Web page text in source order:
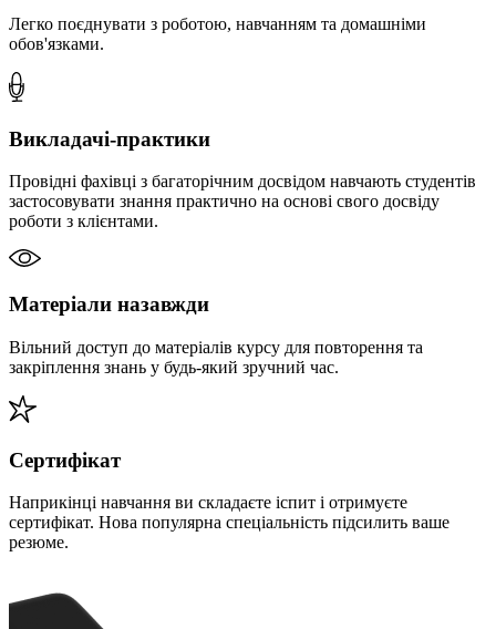
Легко поєднувати з роботою, навчанням та домашніми
обов'язками.
Викладачі-практики
Провідні фахівці з багаторічним досвідом навчають студентів
застосовувати знання практично на основі свого досвіду
роботи з клієнтами.
Матеріали назавжди
Вільний доступ до матеріалів курсу для повторення та
закріплення знань у будь-який зручний час.
Сертифікат
Наприкінці навчання ви складаєте іспит і отримуєте
сертифікат. Нова популярна спеціальність підсилить ваше
резюме.